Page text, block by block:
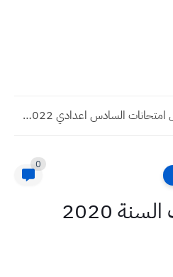
جدول امتحانات السادس اعدادي 2022 الدور الاول
0
اسئلة علوم نصف السنة 2020